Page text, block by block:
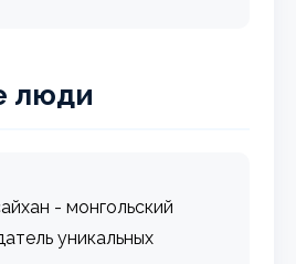
люди
- монгольский
уникальных